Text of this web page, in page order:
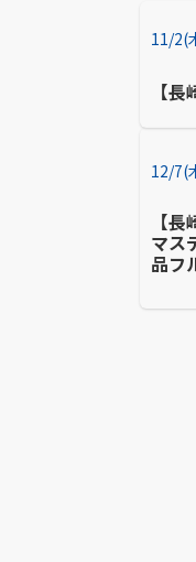
11/2(
【
12/7(
【
マス
品フ